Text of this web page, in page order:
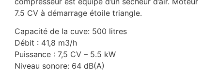
7.5 CV à démarrage étoile triangle.
Capacité de la cuve: 500 litres
Débit : 41,8 m3/h
Puissance : 7,5 CV – 5.5 kW
Niveau sonore: 64 dB(A)